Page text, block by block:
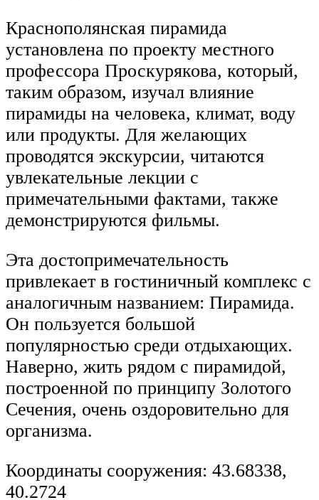
Краснополянская пирамида
установлена по проекту местного
профессора Проскурякова, который,
таким образом, изучал влияние
пирамиды на человека, климат, воду
или продукты. Для желающих
проводятся экскурсии, читаются
увлекательные лекции с
примечательными фактами, также
демонстрируются фильмы.
Эта достопримечательность
привлекает в гостиничный комплекс с
аналогичным названием: Пирамида.
Он пользуется большой
популярностью среди отдыхающих.
Наверно, жить рядом с пирамидой,
построенной по принципу Золотого
Сечения, очень оздоровительно для
организма.
Координаты сооружения: 43.68338,
40.2724